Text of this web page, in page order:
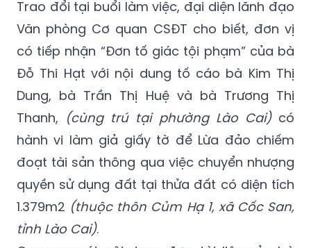
Trao đổi tại buổi làm việc, đại diện lãnh đạo
Văn phòng Cơ quan CSĐT cho biết, đơn vị
có tiếp nhận “Đơn tố giác tội phạm” của bà
Đỗ Thi Hạt với nội dung tố cáo bà Kim Thị
Dung, bà Trần Thị Huệ và bà Trương Thị
Thanh, (cùng trú tại phường Lào Cai)có
hành vi làm giả giấy tờ để Lừa đảo chiếm
đoạt tài sản thông qua việc chuyển nhượng
quyền sử dụng đất tại thửa đất có diện tích
1.379m2 (thuộc thôn Củm Hạ 1, xã Cốc San,
tỉnh Lào Cai).